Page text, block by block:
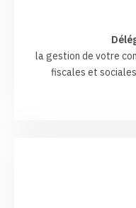
la gestion de votre
fiscales et